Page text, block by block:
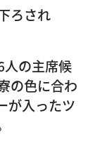
ろされ
の主席候
の色に合わ
が入ったツ